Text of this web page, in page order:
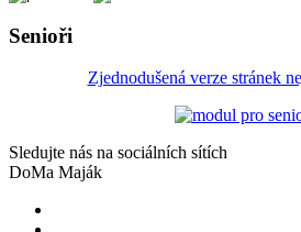
Senioři
Zjednodušená verze stránek
Sledujte nás na sociálních sítích
DoMa Maják